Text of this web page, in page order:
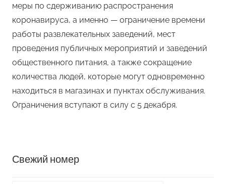
меры по сдерживанию распространения
коронавируса, а именно — ограничение времени
работы развлекательных заведений, мест
проведения публичных мероприятий и заведений
общественного питания, а также сокращение
количества людей, которые могут одновременно
находиться в магазинах и пунктах обслуживания.
Ограничения вступают в силу с 5 декабря.
Свежий номер